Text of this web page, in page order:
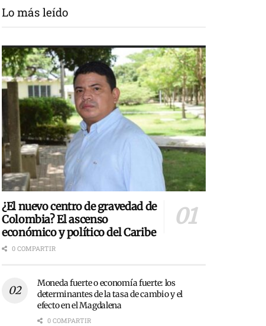
Lo más leído
¿El nuevo centro de gravedad de
Colombia? El ascenso
económico y político del Caribe
0 COMPARTIR
Moneda fuerte o economía fuerte: los
determinantes de la tasa de cambio y el
efecto en el Magdalena
0 COMPARTIR